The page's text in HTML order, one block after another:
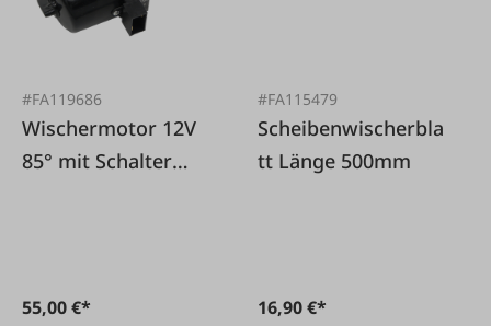
#FA119686
Wischermotor 12V
85° mit Schalter
55,00 €*
#FA115479
Scheibenwischerbla
tt Länge 500mm
16,90 €*